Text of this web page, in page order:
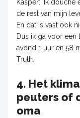
Kasper: 'Ik douche
de rest van mijn
En dat is vast ook
Dus ik ga voor
avond 1 uur en 58
Truth.
4. Het
peuters of
oma